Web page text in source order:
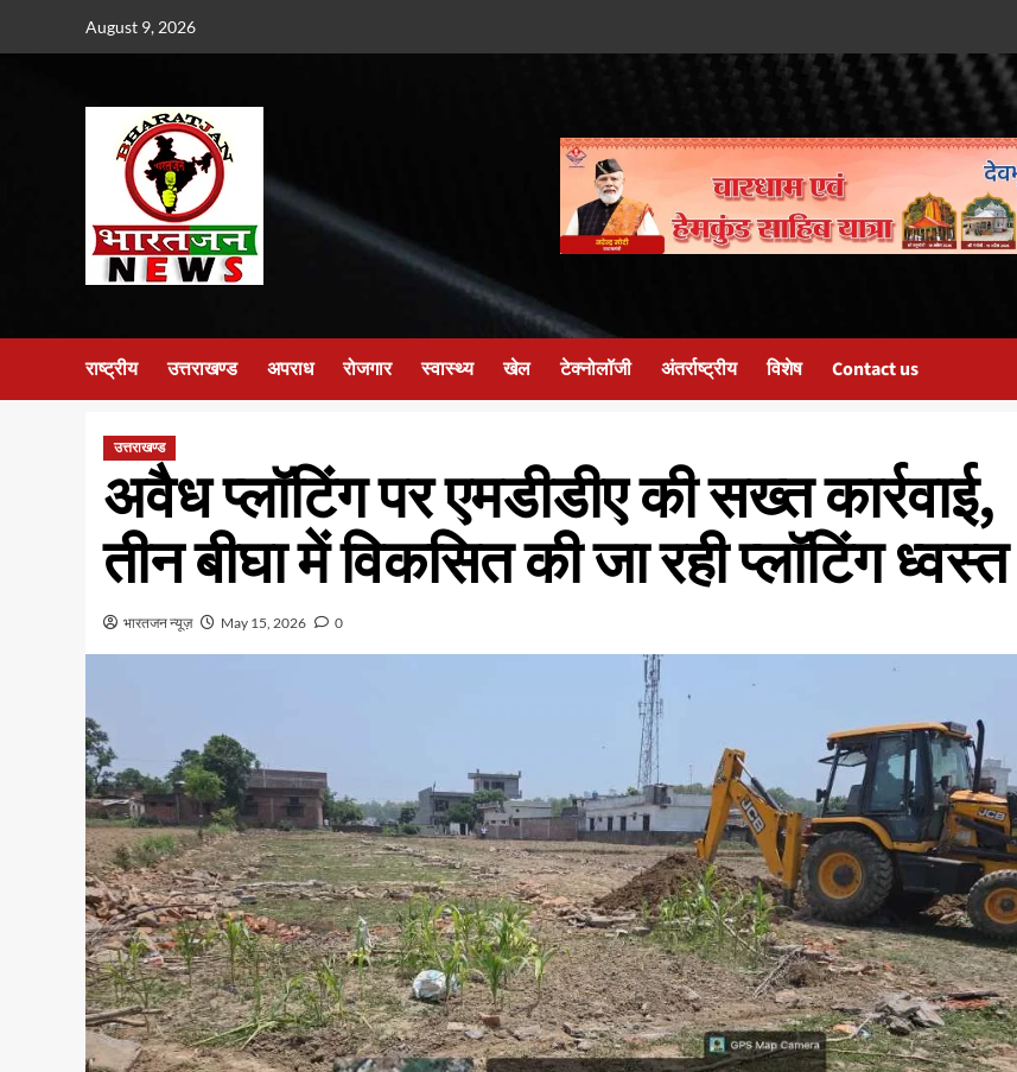
August 9, 2026
राष्ट्रीय उत्तराखण्ड अपराध रोजगार स्वास्थ्य खेल टेक्नोलॉजी अंतर्राष्ट्रीय विशेष Contact us
उत्तराखण्ड
अवैध प्लॉटिंग पर एमडीडीए की सख्त कार्रवाई,
तीन बीघा में विकसित की जा रही प्लॉटिंग ध्वस्त
भारतजन न्यूज़ May 15, 2026 0